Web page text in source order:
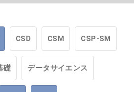
CSD CSM CSP-SM
礎 データサイエンス